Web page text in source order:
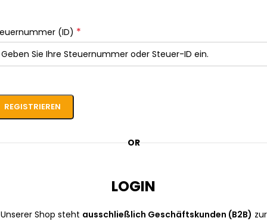
(ID) *
REGISTRIEREN
OR
LOGIN
Unserer Shop steht ausschließlich Geschäftskunden (B2B) zur